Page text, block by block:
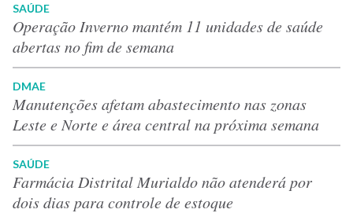
SAÚDE
Operação Inverno mantém 11 unidades de saúde
abertas no fim de semana
DMAE
Manutenções afetam abastecimento nas zonas
Leste e Norte e área central na próxima semana
SAÚDE
Farmácia Distrital Murialdo não atenderá por
dois dias para controle de estoque